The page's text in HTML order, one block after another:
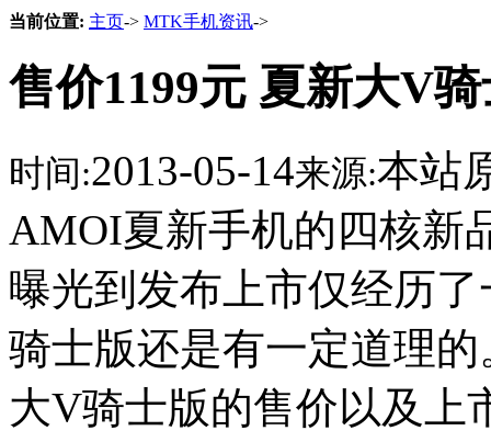
当前位置: 主页-> MTK手机资讯->
售价1199元 夏新大V
时间:2013-05-14来源:本站
AMOI夏新手机的四核新
曝光到发布上市仅经历
骑士版还是有一定道理
大V骑士版的售价以及上